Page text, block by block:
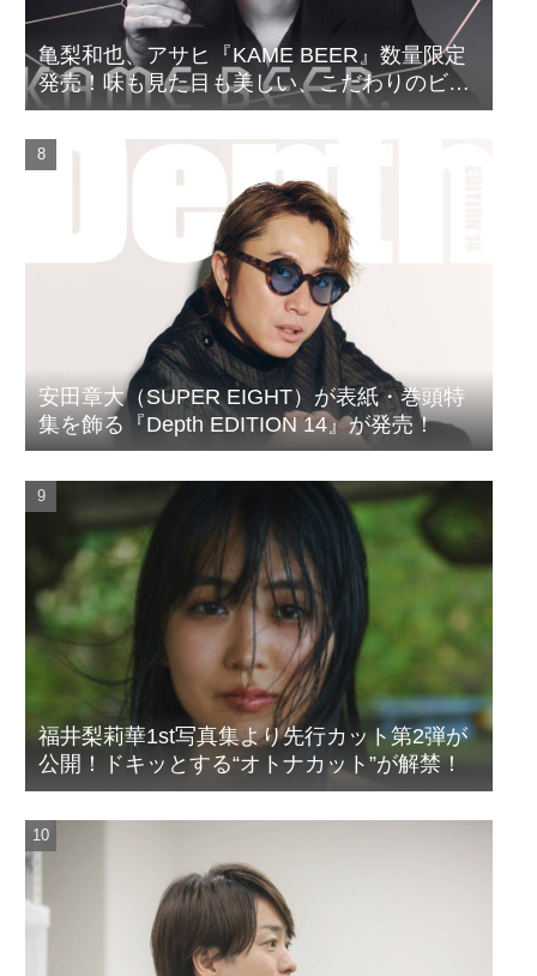
亀梨和也、アサヒ『KAME BEER』数量限定
発売！味も見た目も美しい、こだわりのビー
ルがついに完成
安田章大（SUPER EIGHT）が表紙・巻頭特
集を飾る『Depth EDITION 14』が発売！
福井梨莉華1st写真集より先行カット第2弾が
公開！ドキッとする“オトナカット”が解禁！